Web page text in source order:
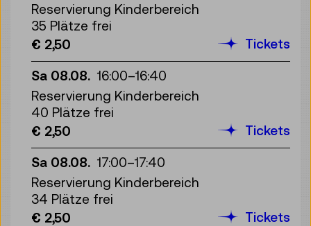
Reservierung Kinderbereich
35 Plätze frei
€ 2,50
Tickets
Sa 08.08. 16:00–16:40
Reservierung Kinderbereich
40 Plätze frei
€ 2,50
Tickets
Sa 08.08. 17:00–17:40
Reservierung Kinderbereich
34 Plätze frei
€ 2,50
Tickets